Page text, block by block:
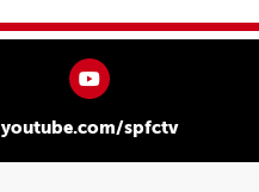
youtube.com/spfctv